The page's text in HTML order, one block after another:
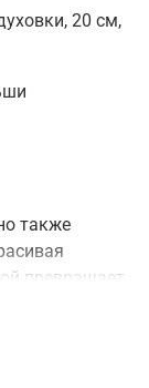
20 см,
также
превращает
и их